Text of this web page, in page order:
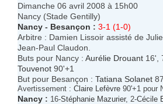
Dimanche 06 avril 2008 à 15h00
Nancy (Stade Gentilly)
Nancy - Besançon : 3-1 (1-0)
Arbitre : Damien Lissoir assisté de
Jean-Paul Claudon.
Buts pour Nancy : Aurélie Drouant 16',
Touvenot 90'+1
But pour Besançon : Tatiana Solanet
Avertissement : Claire Lefèvre 90'+1 pour
Nancy : 16-Stéphanie Mazurier, 2-Cécile